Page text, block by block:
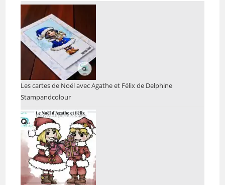
Les cartes de Noël avec Agathe et Félix de Delphine
Stampandcolour